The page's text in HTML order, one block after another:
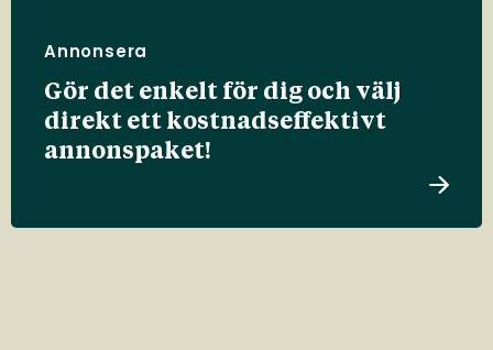
Annonsera
Gör det enkelt för dig och välj
direkt ett kostnadseffektivt
annonspaket!